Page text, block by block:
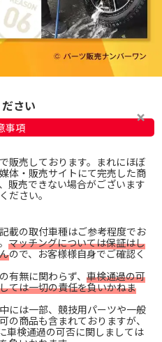
さい
事項
販売しております。まれにほぼ
体・販売サイトにて完売した商
販売できない場合がございます
ださい。
載の取付車種はご参考程度でお
マッチングについては保証はし
ので、お客様様自身でご確認く
有無に関わらず、 車検通過の可
ては一切の責任を負いかねま
には一部、競技用パーツや一般
の商品も含まれておりますが、
車検通過の可否に関しましては